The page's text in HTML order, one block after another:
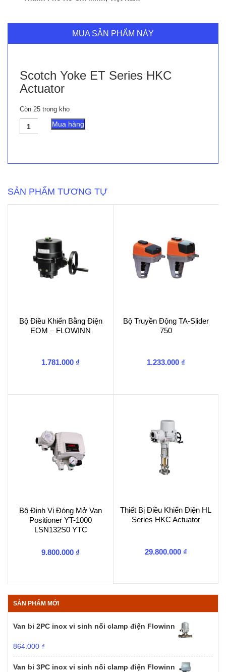
MUA SẢN PHẨM NÀY
Scotch Yoke ET Series HKC
Actuator
Còn 25 trong kho
Scotch
Yoke
Mua hàng
SẢN PHẨM TƯƠNG TỰ
Bộ Điều Khiển Bằng Điện
EOM – FLOWINN
1.781.000 ₫
Bộ Truyền Động TA-Slider
750
1.233.000 ₫
Bộ Định Vị Đóng Mở Van
Positioner YT-1000
LSN132S0 YTC
9.800.000 ₫
Thiết Bị Điều Khiển Điện HL
Series HKC Actuator
29.800.000 ₫
SẢN PHẨM MỚI
Van bi 2PC inox vi sinh nối clamp điện Flowinn
864.000 ₫
Van bi 3PC inox vi sinh nối clamp điện Flowinn